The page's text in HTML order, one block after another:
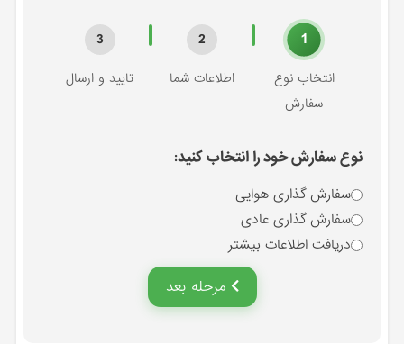
1
انتخاب نوع
سفارش
2
اطلاعات شما
3
تایید و ارسال
نوع سفارش خود را انتخاب کنید:
سفارش گذاری هوایی
سفارش گذاری عادی
دریافت اطلاعات بیشتر
مرحله بعد